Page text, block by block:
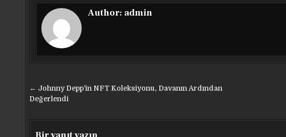
Author: admin
Yazı
gezinmesi
← Johnny Depp’in NFT Koleksiyonu, Davanın Ardından
Değerlendi